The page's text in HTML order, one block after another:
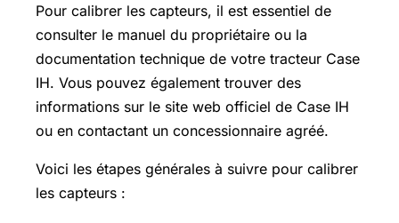
Pour calibrer les capteurs, il est essentiel de
consulter le manuel du propriétaire ou la
documentation technique de votre tracteur Case
IH. Vous pouvez également trouver des
informations sur le site web officiel de Case IH
ou en contactant un concessionnaire agréé.
Voici les étapes générales à suivre pour calibrer
les capteurs :